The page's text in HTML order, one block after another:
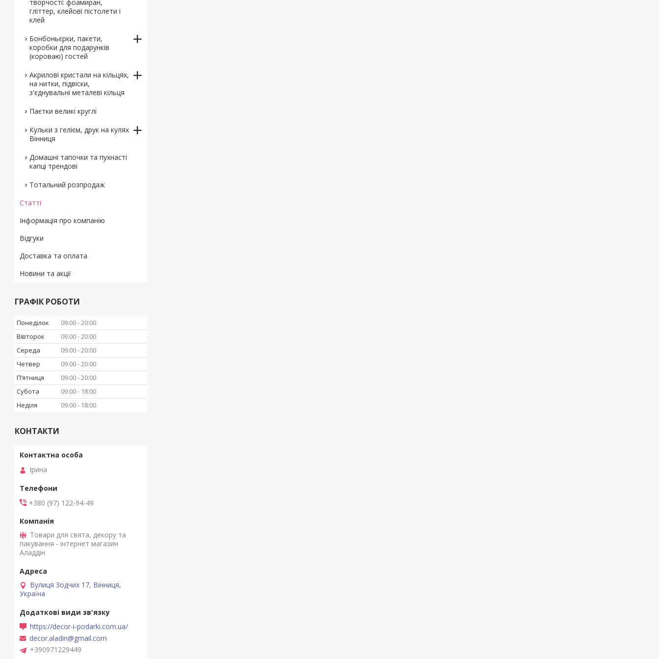
творчості: фоамиран,
гліттер, клейові пістолети і
клей
Бонбоньєрки, пакети,
коробки для подарунків
(короваю) гостей
Акрилові кристали на кільцях,
на нитки, підвіски,
з'єднувальні металеві кільця
Паєтки великі круглі
Кульки з гелієм, друк на кулях
Вінниця
Домашні тапочки та пухнасті
капці трендові
Тотальний розпродаж
Статті
Інформація про компанію
Відгуки
Доставка та оплата
Новини та акції
ГРАФІК РОБОТИ
Понеділок 09:00 20:00
Вівторок
09:00 20:00
Середа
09:00 20:00
Четвер
09:00 20:00
Пʼятниця
09:00 20:00
Субота
09:00
18:00
Неділя
09:00 18:00
КОНТАКТИ
Ірина
+380 (97) 122-94-49
Товари для свята, декору та
пакування - інтернет магазин
Аладдін
Вулиця Зодчих 17, Вінниця,
Україна
https://decor-i-podarki.com.ua/
decor.aladin@gmail.com
+390971229449